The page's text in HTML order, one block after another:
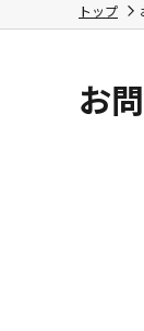
トップ
お